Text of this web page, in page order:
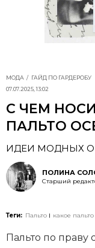
МОДА
ГАЙД ПО ГАРДЕРОБУ
07.07.2025, 13:02
С ЧЕМ
ПАЛЬТО
ИДЕИ МОДНЫХ
ПОЛИНА
Старший
Теги: Пальто какое
Пальто по праву